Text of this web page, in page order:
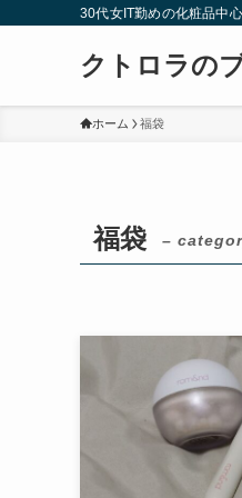
30代女IT勤めの化粧品中
クトロラの
ホーム 福袋
福袋 –